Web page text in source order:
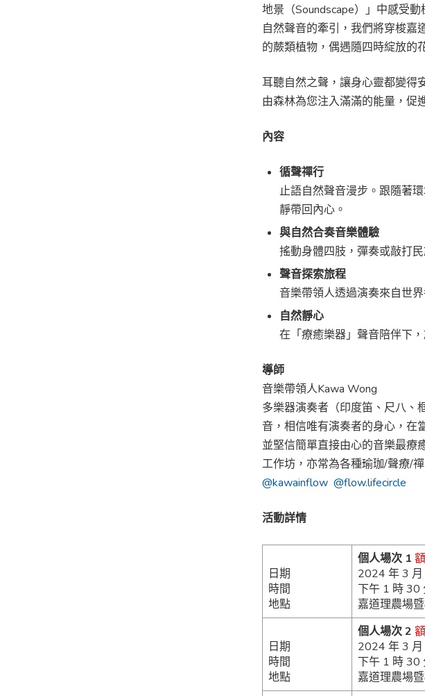
地景（Soundscape）」中感受
自然聲音的牽引，我們將穿梭嘉
的蕨類植物，偶遇隨四時綻放的
耳聽自然之聲，讓身心靈都變得
由森林為您注入滿滿的能量，促
內容
循聲禪行
止語自然聲音漫步。跟隨著
靜帶回內心。
與自然合奏音樂體驗
搖動身體四肢，彈奏或敲打
聲音探索旅程
音樂帶領人透過演奏來自世
自然靜心
在「療癒樂器」聲音陪伴下
導師
音樂帶領人Kawa Wong
多樂器演奏者（印度笛、尺八、
音，相信唯有演奏者的身心，在
並堅信簡單直接由心的音樂最療
工作坊，亦常為各種瑜珈/聲療/
@kawainflow @flow.lifecircle
活動詳情
日期
時間
地點
個人場次 1
2024 年 3 月
下午 1 時 30
嘉道理農場
日期
時間
地點
個人場次 2
2024 年 3 月
下午 1 時 30
嘉道理農場